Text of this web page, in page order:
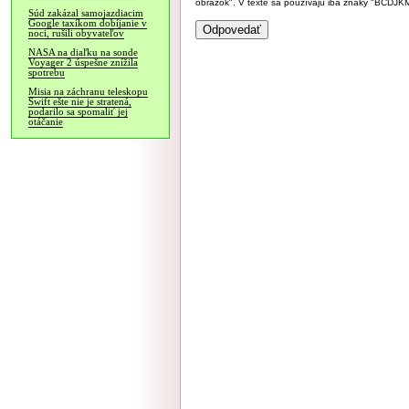
Súd zakázal samojazdiacim
Google taxíkom dobíjanie v
noci, rušili obyvateľov
NASA na diaľku na sonde
Voyager 2 úspešne znížila
spotrebu
Misia na záchranu teleskopu
Swift ešte nie je stratená,
podarilo sa spomaliť jej
otáčanie
obrázok". V texte sa používajú iba znaky